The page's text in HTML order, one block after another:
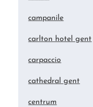
campanile
carlton hotel gent
carpaccio
cathedral gent
centrum